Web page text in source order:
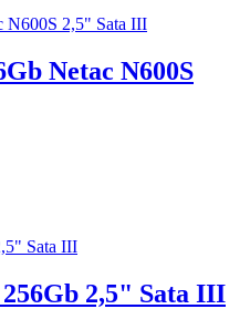
Netac N600S
256Gb 2,5" Sata III